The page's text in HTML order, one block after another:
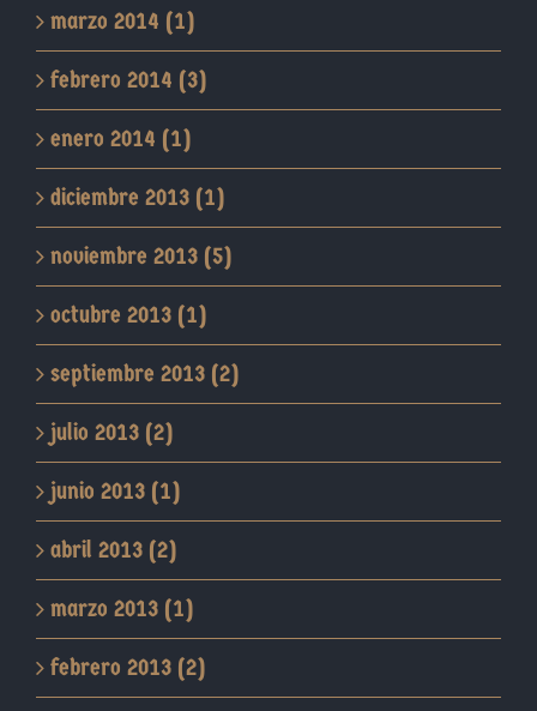
marzo 2014 (1)
febrero 2014 (3)
enero 2014 (1)
diciembre 2013 (1)
noviembre 2013 (5)
octubre 2013 (1)
septiembre 2013 (2)
julio 2013 (2)
junio 2013 (1)
abril 2013 (2)
marzo 2013 (1)
febrero 2013 (2)